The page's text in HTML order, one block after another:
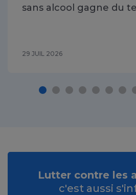
sans alcool gagne du
29 JUIL 2026
Lutter contre les
c'est aussi